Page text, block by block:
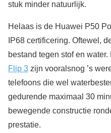
stuk minder natuurlijk.
Helaas is de Huawei P50
IP68 certificering. Oftewel,
bestand tegen stof en water.
Flip 3 zijn vooralsnog ’s
telefoons die wel
gedurende maximaal 30
bewegende constructie
prestatie.